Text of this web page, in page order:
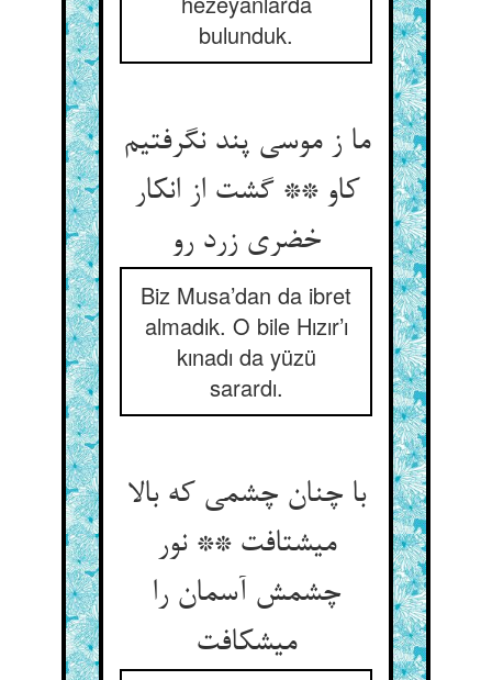
bulunduk.
ما ز موسی پند نگرفتیم
کاو ** گشت از انکار
خضری زرد رو
Biz Musa’dan da ibret
almadık. O bile Hızır’ı
kınadı da yüzü
sarardı.
با چنان چشمی که بالا
می‏شتافت ** نور
چشمش آسمان را
می‏شکافت‏